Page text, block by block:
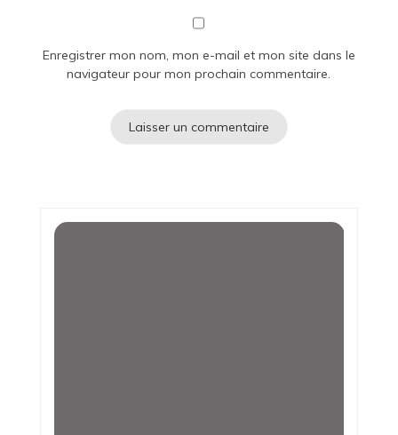
Enregistrer mon nom, mon e-mail et mon site dans le
navigateur pour mon prochain commentaire.